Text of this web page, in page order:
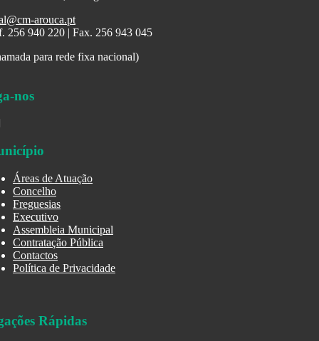
arouca.pt
256 940 220 | Fax. 256 943 045
para rede fixa nacional)
nos
Áreas de Atuação
Concelho
Freguesias
Executivo
Assembleia Municipal
Contratação Pública
Contactos
Política de Privacidade
Rápidas